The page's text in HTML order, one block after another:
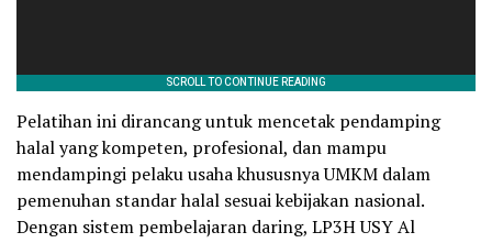
Pelatihan ini dirancang untuk mencetak pendamping
halal yang kompeten, profesional, dan mampu
mendampingi pelaku usaha khususnya UMKM dalam
pemenuhan standar halal sesuai kebijakan nasional.
Dengan sistem pembelajaran daring, LP3H USY Al